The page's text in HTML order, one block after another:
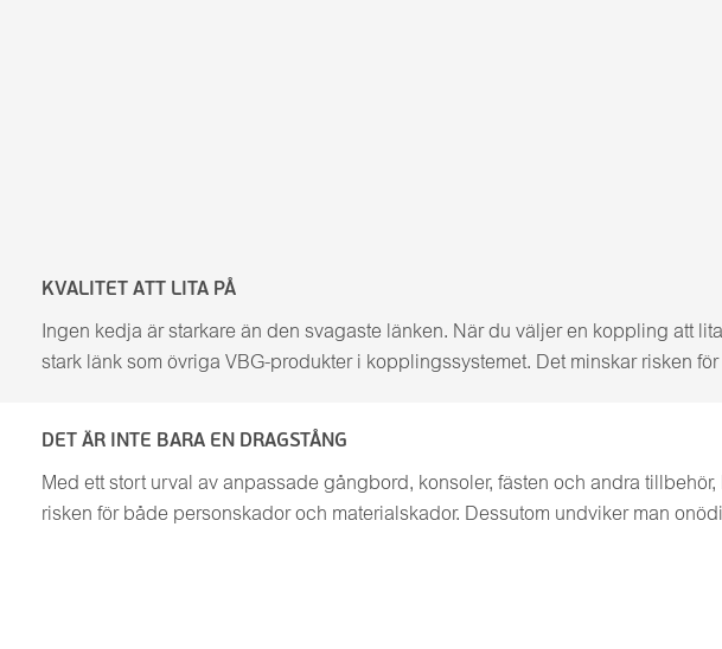
KVALITET ATT LITA PÅ
Ingen kedja är starkare än den svagaste länken. När du väljer en koppling att
stark länk som övriga VBG-produkter i kopplingssystemet. Det minskar risken
DET ÄR INTE BARA EN DRAGSTÅNG
Med ett stort urval av anpassade gångbord, konsoler, fästen och andra
risken för både personskador och materialskador. Dessutom undviker man